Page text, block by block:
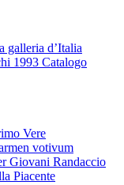
galleria d’Italia
1993 Catalogo
Vere
votivum
Giovani Randaccio
Piacente